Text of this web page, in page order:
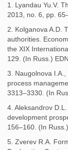
1. Lyandau Yu.V.
2013, no. 6, pp.
2. Kolganova A.D.
authorities.
the XIX
129. (In Russ.)
3. Naugolnova
process
3313–3330. (In
4. Aleksandrov
development
156–160. (In
5. Zverev R.A.